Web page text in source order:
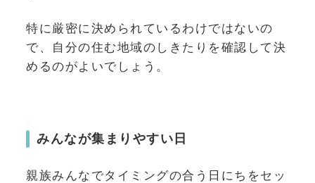
特に厳密に決められているわけではないの
で、自分の住む地域のしきたりを確認して決
めるのがよいでしょう。
みんなが集まりやすい日
親族みんなでタイミングの合う日にちをセッ